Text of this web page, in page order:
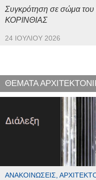
Συγκρότηση σε σώμα
ΚΟΡΙΝΘΙΑΣ
24 ΙΟΥΛΊΟΥ 2026
ΘΕΜΑΤΑ
ΑΝΑΚΟΙΝΏΣΕΙΣ,